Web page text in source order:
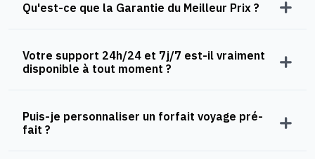
Qu'est-ce que la Garantie du Meilleur Prix ?
Votre support 24h/24 et 7j/7 est-il vraiment
disponible à tout moment ?
Puis-je personnaliser un forfait voyage pré-
fait ?